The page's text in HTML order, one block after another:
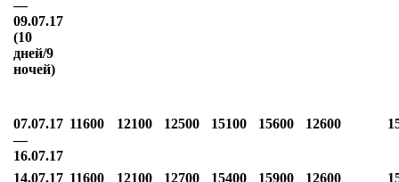
—
09.07.17
(10
дней/9
ночей)
07.07.17
—
16.07.17
11600 12100 12500 15100 15600 12600
14.07.17 11600 12100 12700 15400 15900 12600